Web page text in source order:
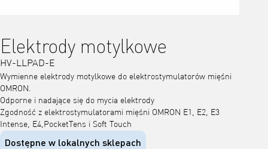
Elektrody motylkowe
HV-LLPAD-E
Wymienne elektrody motylkowe do elektrostymulatorów mięśni
OMRON.
Odporne i nadające się do mycia elektrody
Zgodność z elektrostymulatorami mięśni OMRON E1, E2, E3
Intense, E4,PocketTens i Soft Touch
Dostępne w lokalnych sklepach